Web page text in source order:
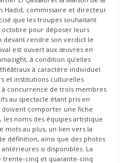
Hadid, commissaire et directeur
que les troupes souhaitant
octobre pour déposer leurs
devant rendre son verdict le
est ouvert aux œuvres en
à condition qu’elles
à caractère individuel.
et institutions culturelles
concurrence de trois membres
au spectacle étant pris en
doivent comporter une fiche
noms des équipes artistique
mots au plus, un lien vers la
définition, ainsi que des photos
si disponibles. La
trente-cinq et quarante-cinq